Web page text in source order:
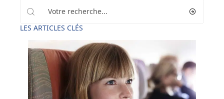
LES ARTICLES CLÉS